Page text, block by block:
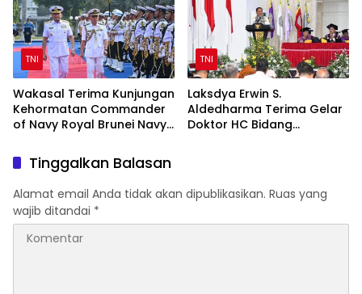
TNI
Wakasal Terima Kunjungan
Kehormatan Commander
of Navy Royal Brunei Navy
TNI
Laksdya Erwin S.
Aldedharma Terima Gelar
Doktor HC Bidang
Tinggalkan Balasan
Alamat email Anda tidak akan dipublikasikan. Ruas yang
wajib ditandai *